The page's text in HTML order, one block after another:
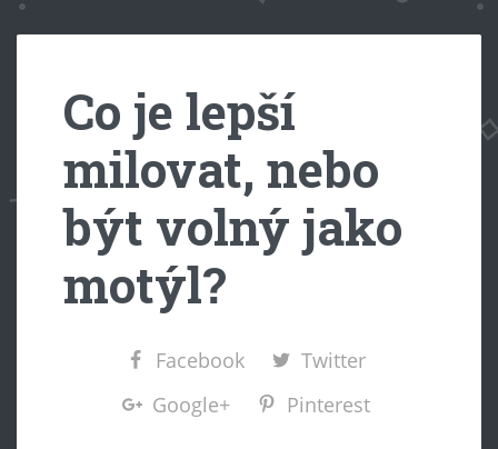
Co je lepší
milovat, nebo
být volný jako
motýl?
Facebook
Twitter
Google+
Pinterest